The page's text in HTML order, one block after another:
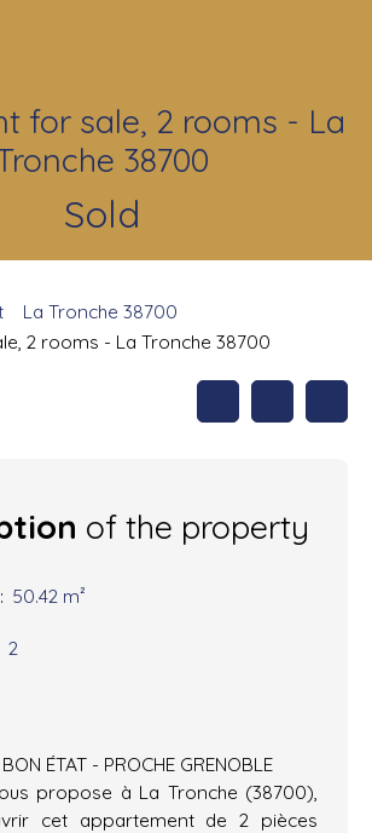
for sale, 2 rooms - La
38700
Sold
La Tronche 38700
2 rooms - La Tronche 38700
of the property
: 50.42 m²
2
BON ÉTAT - PROCHE GRENOBLE
propose à La Tronche (38700),
cet appartement de 2 pièces